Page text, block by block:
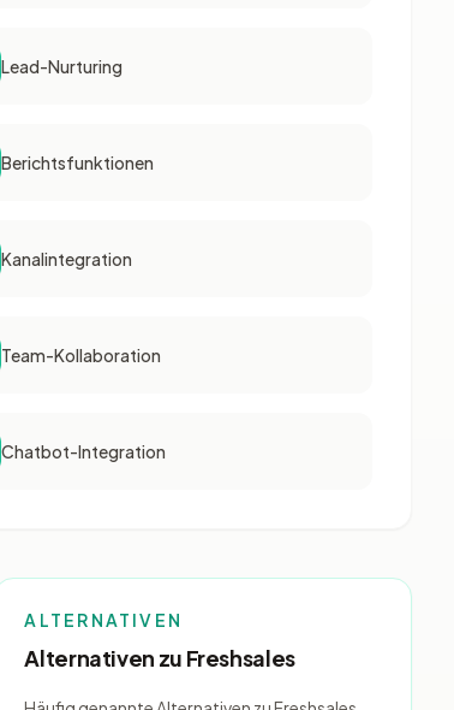
Lead-Nurturing
Berichtsfunktionen
Kanalintegration
Team-Kollaboration
Chatbot-Integration
ALTERNATIVEN
Alternativen zu Freshsales